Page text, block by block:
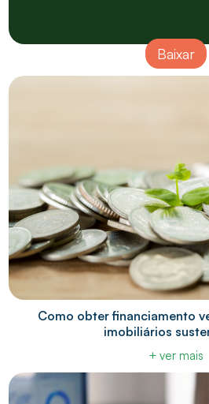
Baixar
Como obter financiamento
imobiliários
+ ver mais